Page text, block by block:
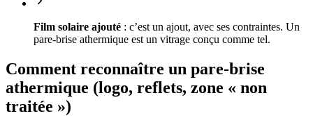
Film solaire ajouté : c’est un ajout, avec ses contraintes. Un
pare-brise athermique est un vitrage conçu comme tel.
Comment reconnaître un pare-brise
athermique (logo, reflets, zone « non
traitée »)